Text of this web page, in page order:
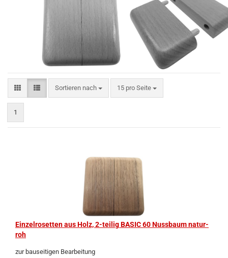
Sortieren nach 15 pro Seite
1
Ein­zel­ro­set­ten aus Holz, 2-​tei­lig BASIC 60 Nuss­baum natur-​​
roh
zur bau­sei­ti­gen Be­ar­bei­tung